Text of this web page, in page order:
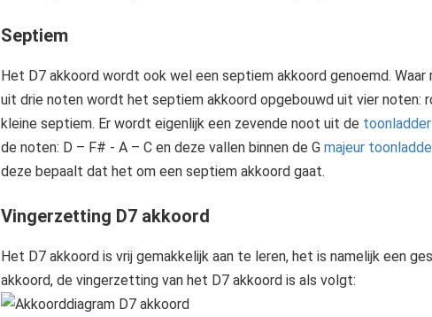
Septiem
Het D7 akkoord wordt ook wel een septiem akkoord genoemd. Waar
uit drie noten wordt het septiem akkoord opgebouwd uit vier noten:
kleine septiem. Er wordt eigenlijk een zevende noot uit de toonladder
de noten: D – F# - A – C en deze vallen binnen de G majeur
deze bepaalt dat het om een septiem akkoord gaat.
Vingerzetting D7 akkoord
Het D7 akkoord is vrij gemakkelijk aan te leren, het is namelijk een
akkoord, de vingerzetting van het D7 akkoord is als volgt: